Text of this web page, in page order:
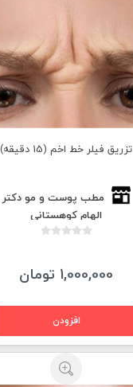
تزریق فيلر خط اخم (15 دقیقه)
مطب پوست و مو دكتر
الهام كوهستانى
1,000,000 تومان